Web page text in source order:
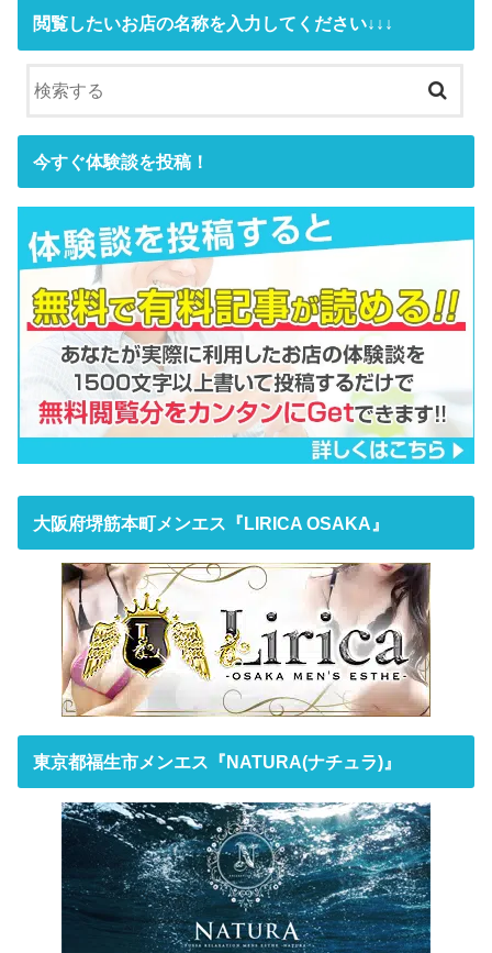
閲覧したいお店の名称を入力してください↓↓↓
今すぐ体験談を投稿！
大阪府堺筋本町メンエス『LIRICA OSAKA』
東京都福生市メンエス『NATURA(ナチュラ)』